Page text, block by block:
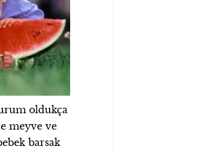
oldukça
meyve ve
barsak